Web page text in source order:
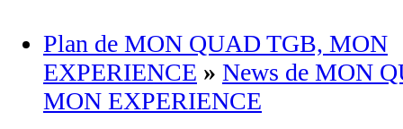
Plan de MON QUAD TGB, MON
EXPERIENCE » News de MON
MON EXPERIENCE